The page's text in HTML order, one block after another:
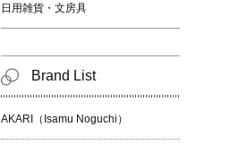
日用雑貨・文房具
Brand List
AKARI（Isamu Noguchi）